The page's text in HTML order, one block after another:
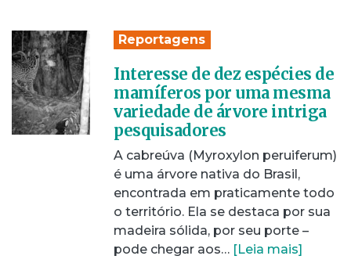
Reportagens
Interesse de dez espécies de
mamíferos por uma mesma
variedade de árvore intriga
pesquisadores
A cabreúva (Myroxylon peruiferum)
é uma árvore nativa do Brasil,
encontrada em praticamente todo
o território. Ela se destaca por sua
madeira sólida, por seu porte –
pode chegar aos… [Leia mais]